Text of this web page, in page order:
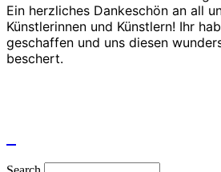
Ein herzliches Dankeschön an all
Künstlerinnen und Künstlern! Ihr
geschaffen und uns diesen
beschert.